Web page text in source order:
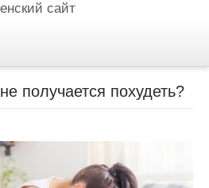
сайт
получается похудеть?